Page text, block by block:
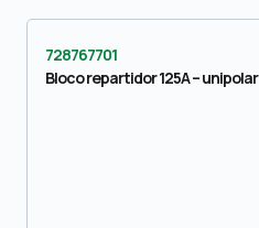
728767701
Bloco repartidor 125A – unipolar